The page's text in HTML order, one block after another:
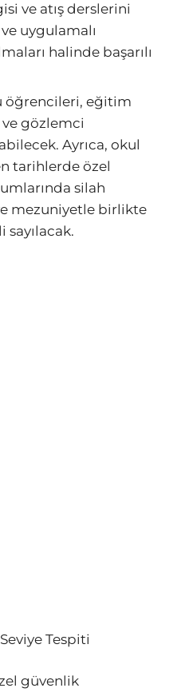
ve atış derslerini
ve uygulamalı
halinde başarılı
öğrencileri, eğitim
gözlemci
Ayrıca, okul
tarihlerde özel
silah
mezuniyetle birlikte
Tespiti
güvenlik